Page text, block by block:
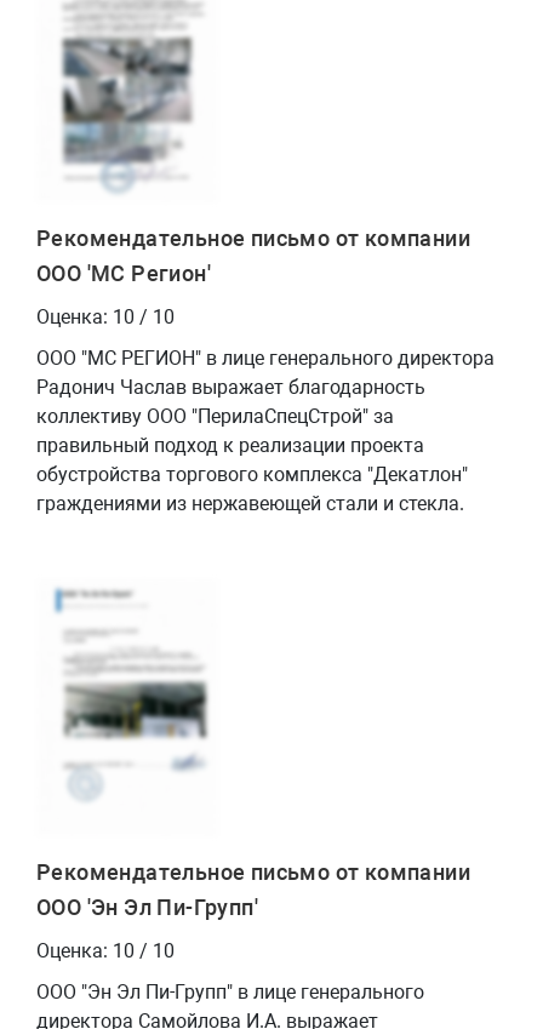
Рекомендательное письмо от компании
ООО 'МС Регион'
Оценка: 10 / 10
ООО "МС РЕГИОН" в лице генерального директора
Радонич Часлав выражает благодарность
коллективу ООО "ПерилаСпецСтрой" за
правильный подход к реализации проекта
обустройства торгового комплекса "Декатлон"
граждениями из нержавеющей стали и стекла.
Рекомендательное письмо от компании
ООО 'Эн Эл Пи-Групп'
Оценка: 10 / 10
ООО "Эн Эл Пи-Групп" в лице генерального
директора Самойлова И.А. выражает